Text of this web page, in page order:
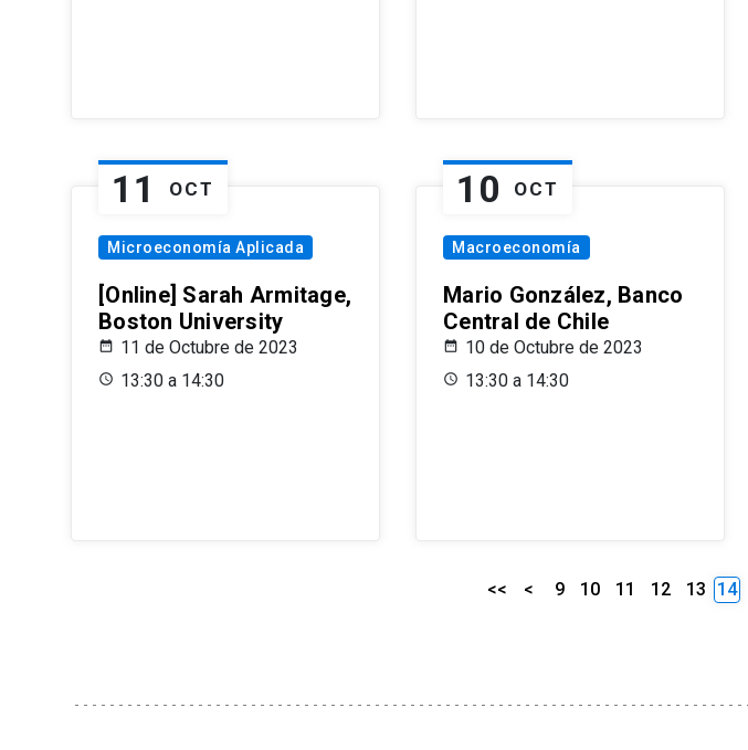
11 OCT
Microeconomía Aplicada
[Online] Sarah Armitage,
Boston University
11 de Octubre de 2023
13:30 a 14:30
10 OCT
Macroeconomía
Mario González, Banco
Central de Chile
10 de Octubre de 2023
13:30 a 14:30
<< < 9 10 11 12 13 14